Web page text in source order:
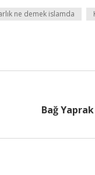
ne demek islamda
Bağ